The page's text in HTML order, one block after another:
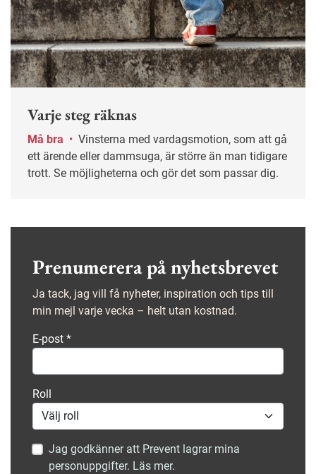
Varje steg räknas
Må bra •
ett ärende eller dammsuga, är större än man tidigare
trott. Se möjligheterna och gör det som passar dig.
Prenumerera på nyhetsbrevet
Ja tack, jag vill få nyheter, inspiration och tips till
min mejl varje vecka – helt utan kostnad.
E-post *
Roll
Jag godkänner att Prevent lagrar mina
personuppgifter. Läs mer.